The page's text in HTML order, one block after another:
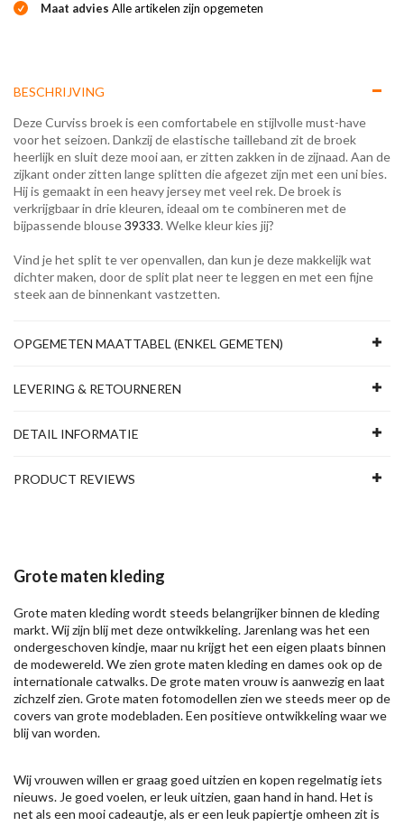
Maat advies Alle artikelen zijn opgemeten
BESCHRIJVING
Deze Curviss broek is een comfortabele en stijlvolle must-have
voor het seizoen. Dankzij de elastische tailleband zit de broek
heerlijk en sluit deze mooi aan, er zitten zakken in de zijnaad. Aan de
zijkant onder zitten lange splitten die afgezet zijn met een uni bies.
Hij is gemaakt in een heavy jersey met veel rek. De broek is
verkrijgbaar in drie kleuren, ideaal om te combineren met de
bijpassende blouse39333. Welke kleur kies jij?
Vind je het split te ver openvallen, dan kun je deze makkelijk wat
dichter maken, door de split plat neer te leggen en met een fijne
steek aan de binnenkant vastzetten.
OPGEMETEN MAATTABEL (ENKEL GEMETEN)
LEVERING & RETOURNEREN
DETAIL INFORMATIE
PRODUCT REVIEWS
Grote maten kleding
Grote maten kleding wordt steeds belangrijker binnen de kleding
markt. Wij zijn blij met deze ontwikkeling. Jarenlang was het een
ondergeschoven kindje, maar nu krijgt het een eigen plaats binnen
de modewereld. We zien grote maten kleding en dames ook op de
internationale catwalks. De grote maten vrouw is aanwezig en laat
zichzelf zien. Grote maten fotomodellen zien we steeds meer op de
covers van grote modebladen. Een positieve ontwikkeling waar we
blij van worden.
Wij vrouwen willen er graag goed uitzien en kopen regelmatig iets
nieuws. Je goed voelen, er leuk uitzien, gaan hand in hand. Het is
net als een mooi cadeautje, als er een leuk papiertje omheen zit is